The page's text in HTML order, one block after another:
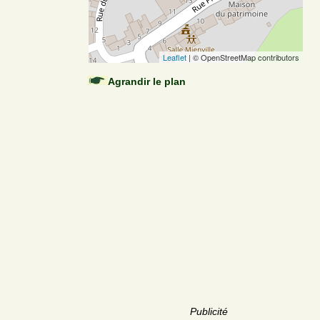
Leaflet | © OpenStreetMap contributors
Agrandir le plan
Publicité